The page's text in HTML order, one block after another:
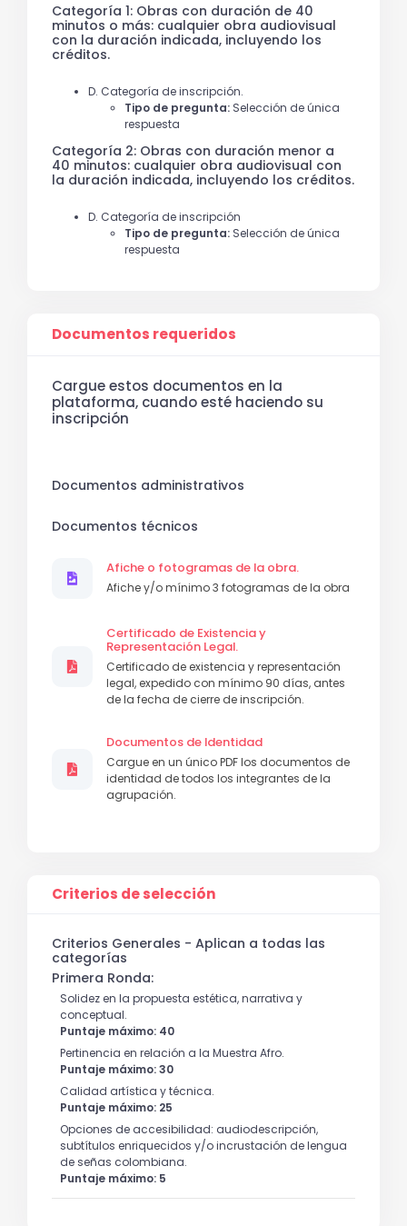
Categoría 1: Obras con duración de 40
minutos o más: cualquier obra audiovisual
con la duración indicada, incluyendo los
créditos.
D. Categoría de inscripción.
Tipo de pregunta: Selección de única
respuesta
Categoría 2: Obras con duración menor a
40 minutos: cualquier obra audiovisual con
la duración indicada, incluyendo los créditos.
D. Categoría de inscripción
Tipo de pregunta: Selección de única
respuesta
Documentos requeridos
Cargue estos documentos en la
plataforma, cuando esté haciendo su
inscripción
Documentos administrativos
Documentos técnicos
Afiche o fotogramas de la obra.
Afiche y/o mínimo 3 fotogramas de la obra
Certificado de Existencia y
Representación Legal.
Certificado de existencia y representación
legal, expedido con mínimo 90 días, antes
de la fecha de cierre de inscripción.
Documentos de Identidad
Cargue en un único PDF los documentos de
identidad de todos los integrantes de la
agrupación.
Criterios de selección
Criterios Generales - Aplican a todas las
categorías
Primera Ronda:
Solidez en la propuesta estética, narrativa y
conceptual.
Puntaje máximo: 40
Pertinencia en relación a la Muestra Afro.
Puntaje máximo: 30
Calidad artística y técnica.
Puntaje máximo: 25
Opciones de accesibilidad: audiodescripción,
subtítulos enriquecidos y/o incrustación de lengua
de señas colombiana.
Puntaje máximo: 5